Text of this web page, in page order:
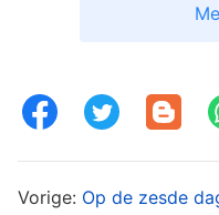
zoeken?
Zo zullen alle dingen
Schepper een
Vorige: Op de zesde